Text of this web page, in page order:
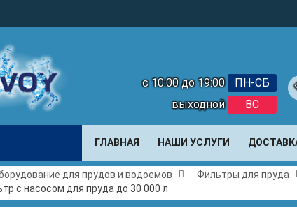
с 10:00 до 19:00
ПН-СБ
выходной
ВС
ГЛАВНАЯ НАШИ УСЛУГИ
для прудов и водоемов Фильтры для пруда
с насосом для пруда до 30 000 л